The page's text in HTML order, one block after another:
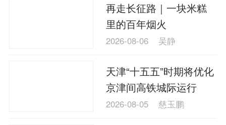
再走长征路｜一块米糕
里的百年烟火
2026-08-06 吴静
天津“十五五”时期将优化
京津间高铁城际运行
2026-08-05 慈玉鹏